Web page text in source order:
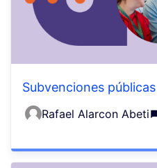
Subvenciones
Rafael Alarcon Abeti